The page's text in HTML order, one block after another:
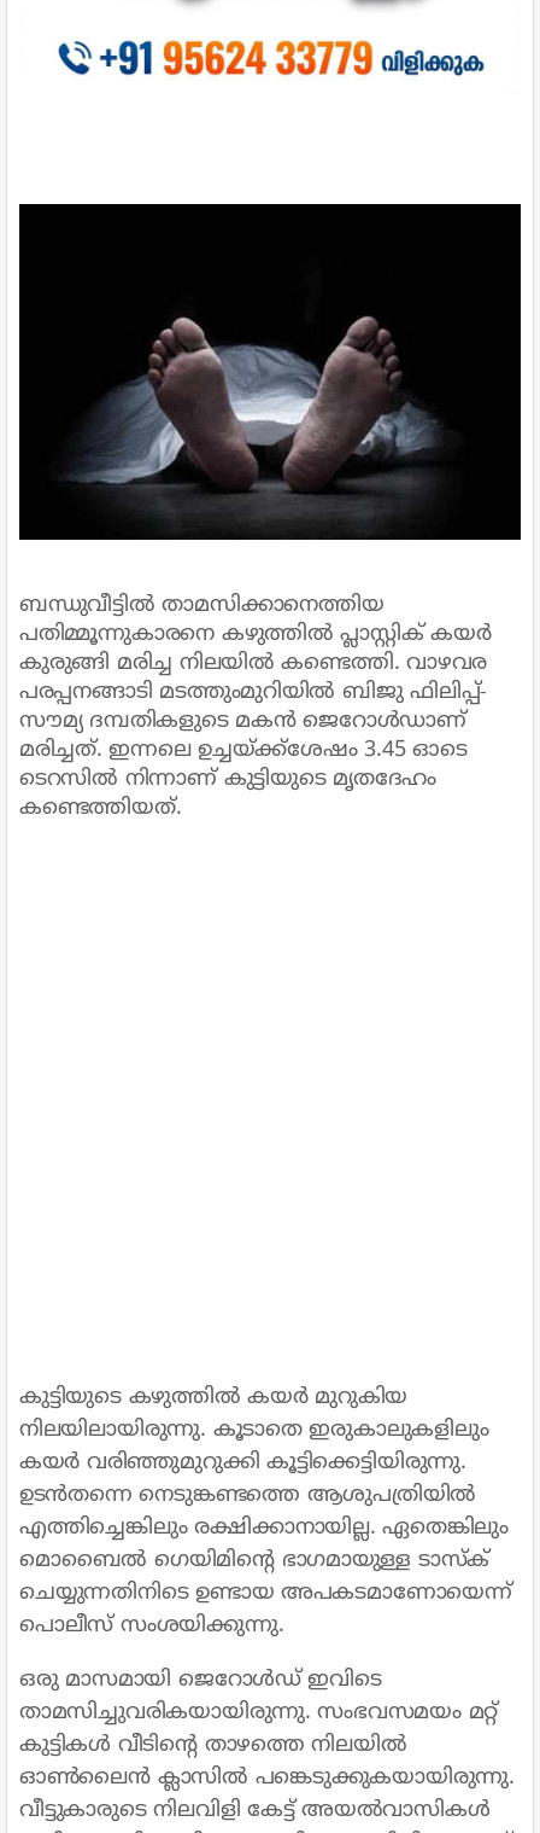
ബന്ധുവീട്ടിൽ താമസിക്കാനെത്തിയ
പതിമ്മൂന്നുകാരനെ കഴുത്തിൽ പ്ലാസ്റ്റിക് കയർ
കുരുങ്ങി മരിച്ച നിലയിൽ കണ്ടെത്തി. വാഴവര
പരപ്പനങ്ങാടി മടത്തുംമുറിയിൽ ബിജു ഫിലിപ്പ്‌-
സൗമ്യ ദമ്പതികളുടെ മകൻ ജെറോൾഡാണ്
മരിച്ചത്. ഇന്നലെ ഉച്ചയ്ക്ക്ശേഷം 3.45 ഓടെ
ടെറസിൽ നിന്നാണ് കുട്ടിയുടെ മൃതദേഹം
കണ്ടെത്തിയത്.
കുട്ടിയുടെ കഴുത്തിൽ കയർ മുറുകിയ
നിലയിലായിരുന്നു. കൂടാതെ ഇരുകാലുകളിലും
കയർ വരിഞ്ഞുമുറുക്കി കൂട്ടിക്കെട്ടിയിരുന്നു.
ഉടൻതന്നെ നെടുങ്കണ്ടത്തെ ആശുപത്രിയിൽ
എത്തിച്ചെങ്കിലും രക്ഷിക്കാനായില്ല. ഏതെങ്കിലും
മൊബൈൽ ഗെയിമിന്റെ ഭാഗമായുള്ള ടാസ്‌ക്
ചെയ്യുന്നതിനിടെ ഉണ്ടായ അപകടമാണോയെന്ന്
പൊലീസ് സംശയിക്കുന്നു.
ഒരു മാസമായി ജെറോൾഡ് ഇവിടെ
താമസിച്ചുവരികയായിരുന്നു. സംഭവസമയം മറ്റ്
കുട്ടികൾ വീടിന്റെ താഴത്തെ നിലയിൽ
ഓൺലൈൻ ക്ലാസിൽ പങ്കെടുക്കുകയായിരുന്നു.
വീട്ടുകാരുടെ നിലവിളി കേട്ട് അയൽവാസികൾ